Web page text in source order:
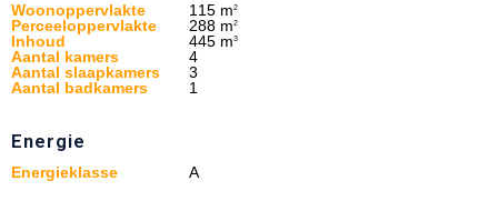
Woonoppervlakte 115 m2
Perceeloppervlakte 288 m2
Inhoud 445 m3
Aantal kamers
4
Aantal slaapkamers
3
Aantal badkamers
1
Energie
Energieklasse A